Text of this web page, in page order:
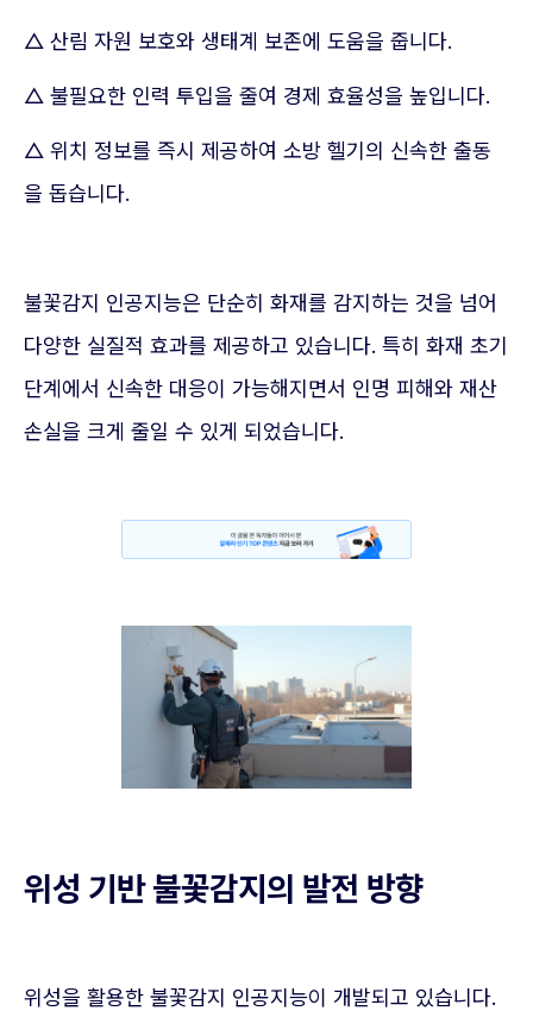
△ 산림 자원 보호와 생태계 보존에 도움을 줍니다.
△ 불필요한 인력 투입을 줄여 경제 효율성을 높입니다.
△ 위치 정보를 즉시 제공하여 소방 헬기의 신속한 출동
을 돕습니다.
불꽃감지 인공지능은 단순히 화재를 감지하는 것을 넘어
다양한 실질적 효과를 제공하고 있습니다. 특히 화재 초기
단계에서 신속한 대응이 가능해지면서 인명 피해와 재산
손실을 크게 줄일 수 있게 되었습니다.
위성 기반 불꽃감지의 발전 방향
위성을 활용한 불꽃감지 인공지능이 개발되고 있습니다.